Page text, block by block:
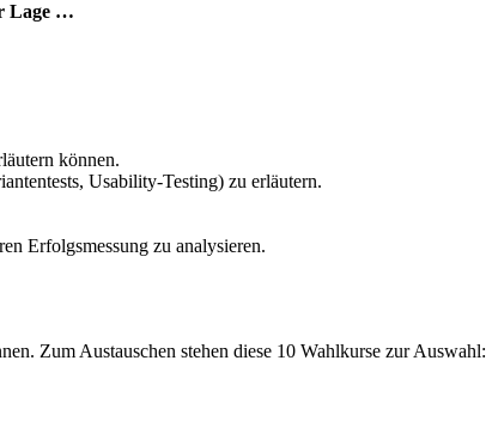
Lage …
können.
Usability-Testing) zu erläutern.
Erfolgsmessung zu analysieren.
Zum Austauschen stehen diese 10 Wahlkurse zur Auswahl: